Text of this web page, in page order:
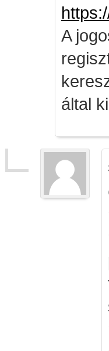
A
által